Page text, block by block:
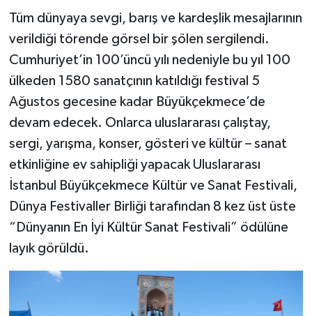
Tüm dünyaya sevgi, barış ve kardeşlik mesajlarının
verildiği törende görsel bir şölen sergilendi.
Cumhuriyet’in 100’üncü yılı nedeniyle bu yıl 100
ülkeden 1580 sanatçının katıldığı festival 5
Ağustos gecesine kadar Büyükçekmece’de
devam edecek. Onlarca uluslararası çalıştay,
sergi, yarışma, konser, gösteri ve kültür – sanat
etkinliğine ev sahipliği yapacak Uluslararası
İstanbul Büyükçekmece Kültür ve Sanat Festivali,
Dünya Festivaller Birliği tarafından 8 kez üst üste
“Dünyanın En İyi Kültür Sanat Festivali” ödülüne
layık görüldü.